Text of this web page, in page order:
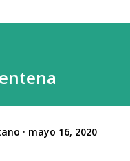
mayo 16, 2020